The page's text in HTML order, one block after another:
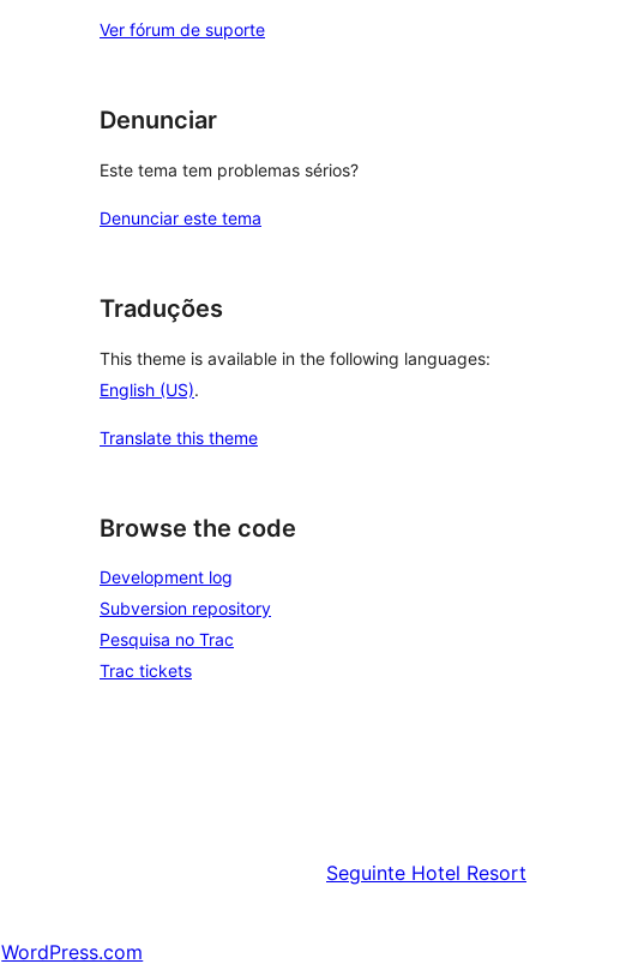
Ver fórum de suporte
Denunciar
Este tema tem problemas sérios?
Denunciar este tema
Traduções
This theme is available in the following languages:
English (US).
Translate this theme
Browse the code
Development log
Subversion repository
Pesquisa no Trac
Trac tickets
Seguinte Hotel Resort
WordPress.com